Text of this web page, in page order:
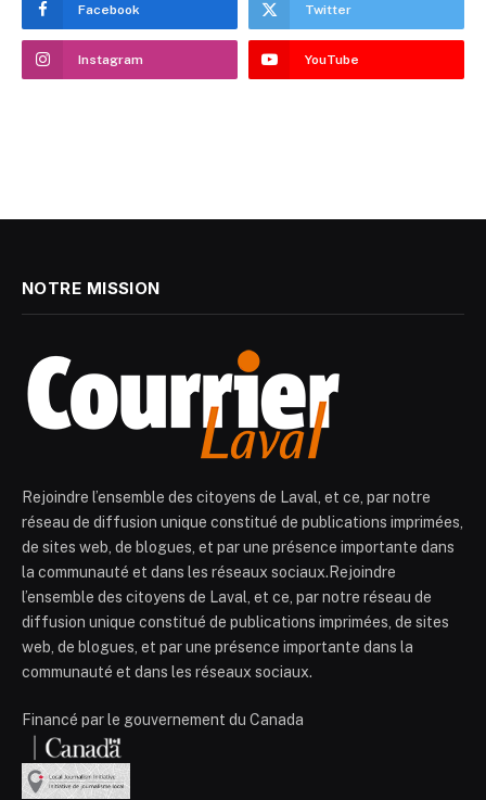
Facebook Twitter
Instagram YouTube
NOTRE MISSION
Rejoindre l’ensemble des citoyens de Laval, et ce, par notre
réseau de diffusion unique constitué de publications imprimées,
de sites web, de blogues, et par une présence importante dans
la communauté et dans les réseaux sociaux.Rejoindre
l’ensemble des citoyens de Laval, et ce, par notre réseau de
diffusion unique constitué de publications imprimées, de sites
web, de blogues, et par une présence importante dans la
communauté et dans les réseaux sociaux.
Financé par le gouvernement du Canada